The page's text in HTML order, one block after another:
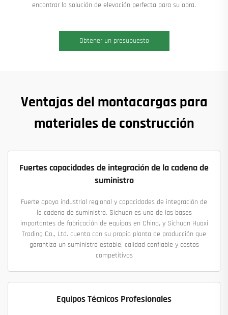
encontrar la solución de elevación perfecta para su obra.
Obtener un presupuesto
Ventajas del montacargas para
materiales de construcción
Fuertes capacidades de integración de la cadena de
suministro
Fuerte apoyo industrial regional y capacidades de integración de
la cadena de suministro. Sichuan es una de las bases
importantes de fabricación de equipos en China, y Sichuan Huaxi
Trading Co., Ltd. cuenta con su propia planta de producción que
garantiza un suministro estable, calidad confiable y costos
competitivos
Equipos Técnicos Profesionales